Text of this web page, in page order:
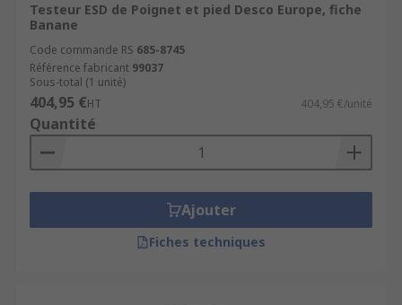
Testeur ESD de Poignet et pied Desco Europe, fiche
Banane
Code commande RS 685-8745
Référence fabricant 99037
Sous-total (1 unité)
404,95 €HT 404,95 €/unité
Quantité
Ajouter
Fiches techniques